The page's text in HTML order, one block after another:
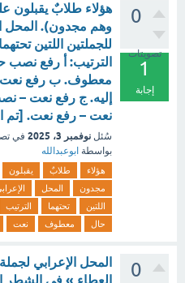
0
تصويتات
1
إجابة
هؤلاء طلابٌ يقبلون
وهم مجدون). المحل
للجملتين اللتين
الترتيب: أ رفع نصب
معطوف. ب رفع
إليه. ج رفع نعت –
نعت – رفع نعت. [تم
سُئل نوفمبر 3، 2025 في
بواسطة ابوعبدالله
هؤلاء طلابٌ يقبلون
مجدون
المحل
اللتين
تحتهما الترتيب
حال
معطوف نعت
0
المحل الإعرابي